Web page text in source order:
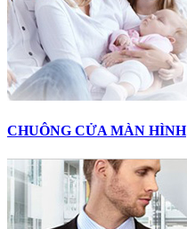
CHUÔNG CỬA MÀN HÌNH